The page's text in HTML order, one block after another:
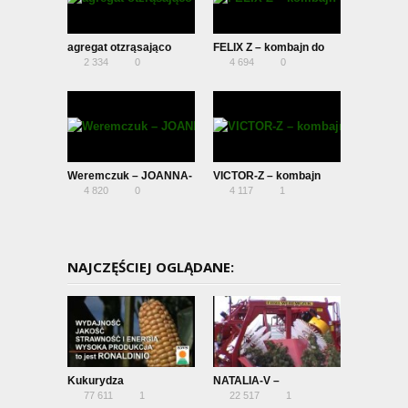
agregat otzrąsająco
czyszczący do wiśni i
2 334 0
FELIX Z – kombajn do
zbioru wiśni
4 694 0
Weremczuk – JOANNA-
4 820 0
VICTOR-Z – kombajn
zaczepiany – zbiór
4 117 1
NAJCZĘŚCIEJ OGLĄDANE:
Kukurydza
77 611 1
NATALIA-V –
całorzędowy kombajn
22 517 1